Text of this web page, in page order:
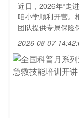
近日，2026年“走
咱小学顺利开营。
团队提供专属保险
2026-08-07